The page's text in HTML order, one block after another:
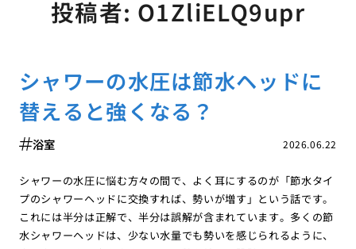
投稿者: O1ZliELQ9upr
シャワーの水圧は節水ヘッドに
替えると強くなる？
2026.06.22
浴室
シャワーの水圧に悩む方々の間で、よく耳にするのが「節水タイ
プのシャワーヘッドに交換すれば、勢いが増す」という話です。
これには半分は正解で、半分は誤解が含まれています。多くの節
水シャワーヘッドは、少ない水量でも勢いを感じられるように、